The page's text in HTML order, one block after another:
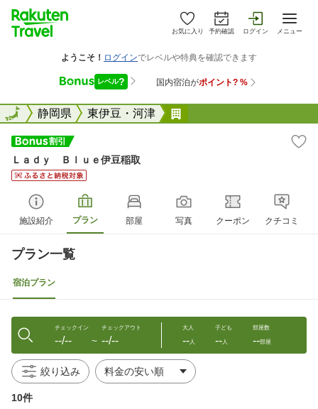
お気に入り 予約確認 ログイン メニュー
全国静岡県 東伊豆・河津
全国
Ｌａｄｙ Ｂｌｕｅ伊豆稲取
施設紹介 プラン 部屋 写真 クーポン クチコミ
プラン一覧
宿泊プラン
チェックイン
--/-- 〜
チェックアウト
--/--
大人
--人
子ども
--人
部屋数
--部屋
絞り込み
10件